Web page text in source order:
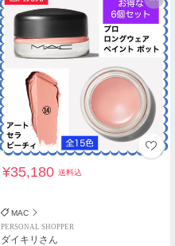
¥35,180送料込
MAC
PERSONAL SHOPPER
ダイキリさん